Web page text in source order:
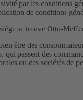
par les conditions
de conditions
se trouve Otto-
être des
qui passent des
ou des sociétés